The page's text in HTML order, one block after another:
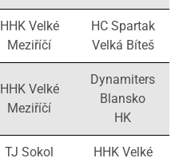
HHK Velké
Meziříčí
HC Spartak
Velká Bíteš
HHK Velké
Meziříčí
Dynamiters
Blansko
HK
TJ Sokol
HHK Velké